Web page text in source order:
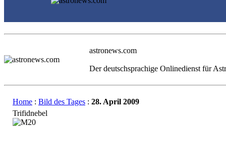
astronews.com
Der deutschsprachige Onlinedienst für
Home : Bild des Tages : 28. April 2009
Trifidnebel